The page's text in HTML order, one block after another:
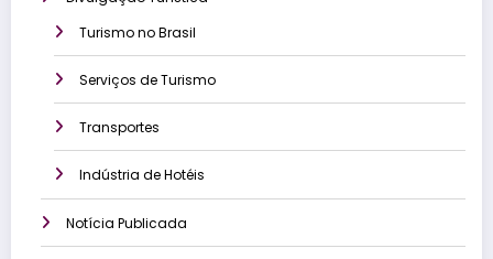
Turismo no Brasil
Serviços de Turismo
Transportes
Indústria de Hotéis
Notícia Publicada